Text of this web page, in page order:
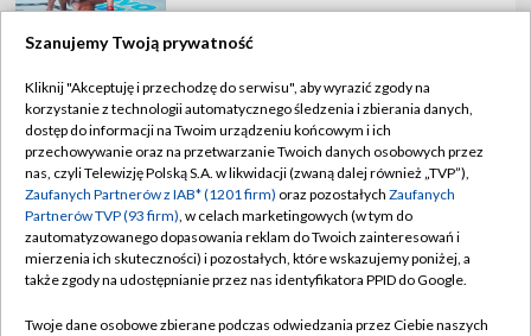
TVP
Abonament TVP
Sklep TVP
Biuro Reklamy
Oferta Handlowa
Regulamin TVP
Polityka prywatności
Moje zgody
Biuro reklamy
Szanujemy Twoją prywatność
Kliknij "Akceptuję i przechodzę do serwisu", aby wyrazić zgody na
korzystanie z technologii automatycznego śledzenia i zbierania danych,
dostęp do informacji na Twoim urządzeniu końcowym i ich
przechowywanie oraz na przetwarzanie Twoich danych osobowych przez
nas, czyli Telewizję Polską S.A. w likwidacji (zwaną dalej również „TVP”),
Zaufanych Partnerów z IAB* (1201 firm) oraz pozostałych Zaufanych
Partnerów TVP (93 firm), w celach marketingowych (w tym do
zautomatyzowanego dopasowania reklam do Twoich zainteresowań i
mierzenia ich skuteczności) i pozostałych, które wskazujemy poniżej, a
także zgody na udostępnianie przez nas identyfikatora PPID do Google.
Twoje dane osobowe zbierane podczas odwiedzania przez Ciebie naszych